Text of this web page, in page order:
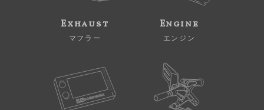
Exhaust
マフラー
Engine
エンジン